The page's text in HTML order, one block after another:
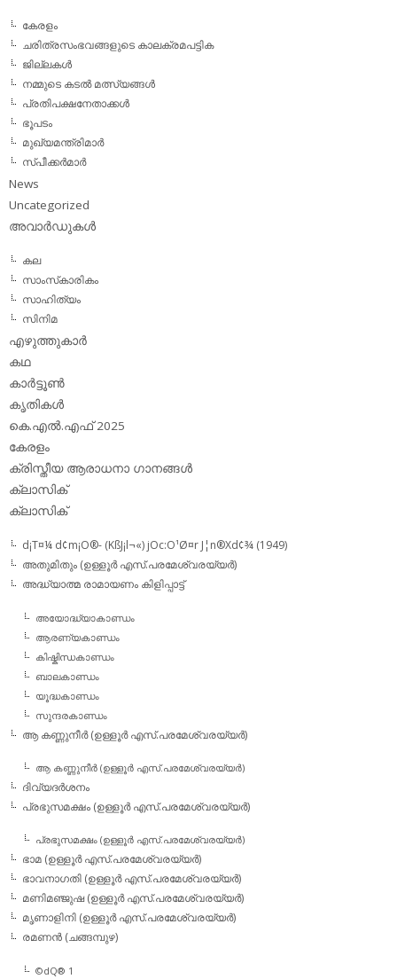
കേരളം
ചരിത്രസംഭവങ്ങളുടെ കാലക്രമപട്ടിക
ജില്ലകള്‍
നമ്മുടെ കടല്‍ മത്സ്യങ്ങള്‍
പ്രതിപക്ഷനേതാക്കള്‍
ഭൂപടം
മുഖ്യമന്ത്രിമാര്‍
സ്പീക്കര്‍മാര്‍
News
Uncategorized
അവാര്‍ഡുകള്‍
കല
സാംസ്‌കാരികം
സാഹിത്യം
സിനിമ
എഴുത്തുകാര്‍
കഥ
കാര്‍ട്ടൂണ്‍
കൃതികള്‍
കെ.എല്‍.എഫ് 2025
കേരളം
ക്രിസ്തീയ ആരാധനാ ഗാനങ്ങള്‍
ക്ലാസിക്‌
ക്ലാസിക്
d¡T¤¼ d¢m¡O®- (KßJ¡l¬«) jOc:O¹Ø¤r J¦n®Xd¢¾ (1949)
അതുമിതും (ഉള്ളൂര്‍ എസ്.പരമേശ്വരയ്യര്‍)
അദ്ധ്യാത്മ രാമായണം കിളിപ്പാട്ട്‌
അയോദ്ധ്യാകാണ്ഡം
ആരണ്യകാണ്ഡം
കിഷ്കിന്ധകാണ്ഡം
ബാലകാണ്ഡം
യൂദ്ധകാണ്ഡം
സുന്ദരകാണ്ഡം
ആ കണ്ണുനീര്‍ (ഉള്ളൂര്‍ എസ്.പരമേശ്വരയ്യര്‍)
ആ കണ്ണുനീര്‍ (ഉള്ളൂര്‍ എസ്.പരമേശ്വരയ്യര്‍)
ദിവ്യദര്‍ശനം
പ്രഭുസമക്ഷം (ഉള്ളൂര്‍ എസ്.പരമേശ്വരയ്യര്‍)
പ്രഭുസമക്ഷം (ഉള്ളൂര്‍ എസ്.പരമേശ്വരയ്യര്‍)
ഭാമ (ഉള്ളൂര്‍ എസ്.പരമേശ്വരയ്യര്‍)
ഭാവനാഗതി (ഉള്ളൂര്‍ എസ്.പരമേശ്വരയ്യര്‍)
മണിമഞ്ജുഷ (ഉള്ളൂര്‍ എസ്.പരമേശ്വരയ്യര്‍)
മൃണാളിനി (ഉള്ളൂര്‍ എസ്.പരമേശ്വരയ്യര്‍)
രമണന്‍ (ചങ്ങമ്പുഴ)
©dQ® 1